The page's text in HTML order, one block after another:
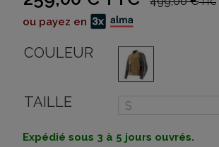
ou payez en
COULEUR
TAILLE
Expédié sous 3 à 5 jours ouvrés.